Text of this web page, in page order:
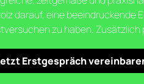
darauf, eine beeindruckende
zu haben.
Erstgespräch